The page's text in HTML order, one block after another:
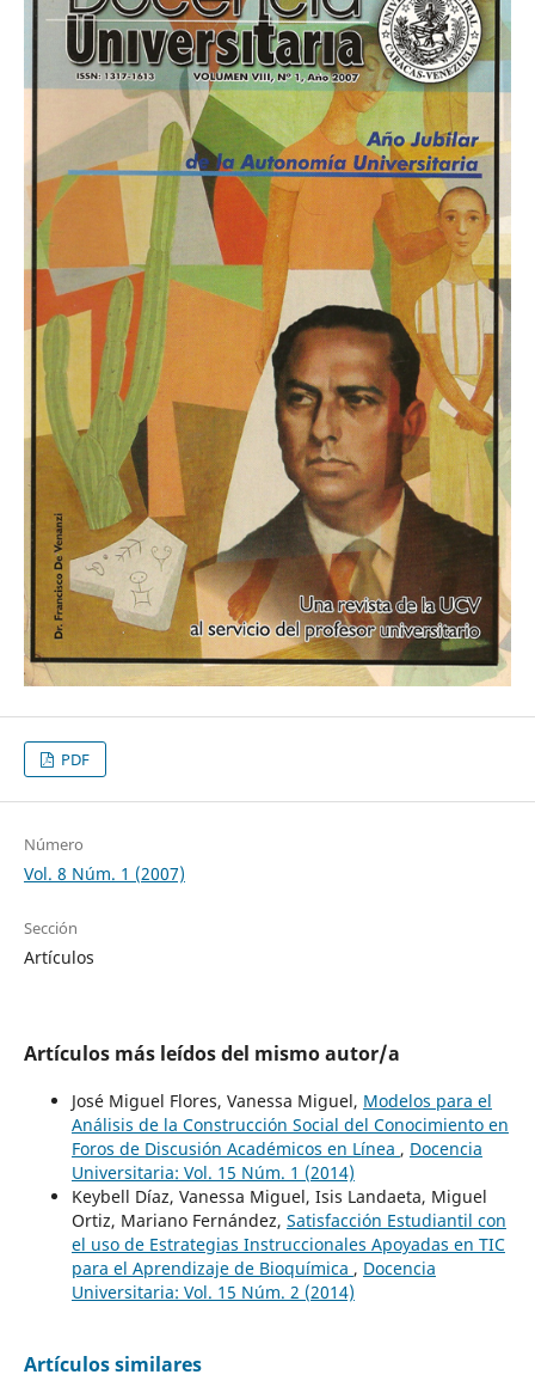
PDF
Número
Vol. 8 Núm. 1 (2007)
Sección
Artículos
Artículos más leídos del mismo autor/a
José Miguel Flores, Vanessa Miguel, Modelos para el
Análisis de la Construcción Social del Conocimiento en
Foros de Discusión Académicos en Línea , Docencia
Universitaria: Vol. 15 Núm. 1 (2014)
Keybell Díaz, Vanessa Miguel, Isis Landaeta, Miguel
Ortiz, Mariano Fernández, Satisfacción Estudiantil con
el uso de Estrategias Instruccionales Apoyadas en TIC
para el Aprendizaje de Bioquímica , Docencia
Universitaria: Vol. 15 Núm. 2 (2014)
Artículos similares